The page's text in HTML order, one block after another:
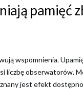
pamięć
wspomnienia.
liczbę obserwatorów.
jest efekt